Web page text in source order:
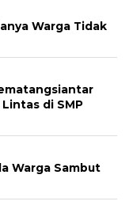
Warga Tidak
di SMP
Warga Sambut